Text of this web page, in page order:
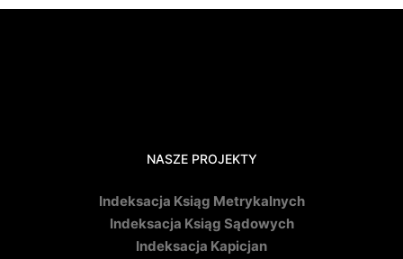
NASZE PROJEKTY
Indeksacja Ksiąg Metrykalnych
Indeksacja Ksiąg Sądowych
Indeksacja Kapicjan